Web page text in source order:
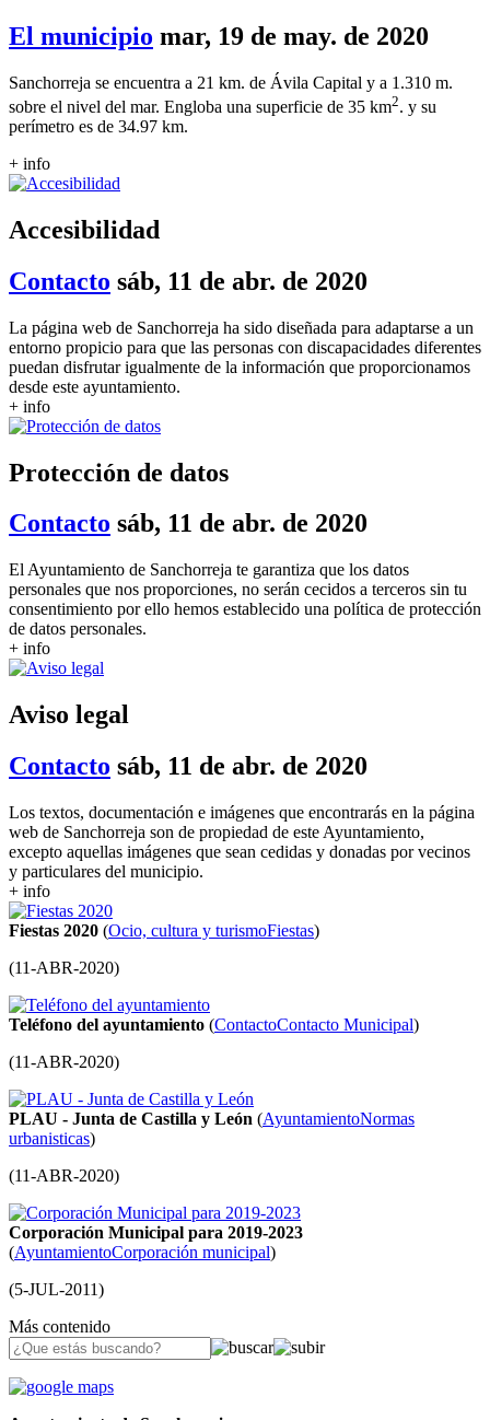
El municipio mar, 19 de may. de 2020
Sanchorreja se encuentra a 21 km. de Ávila Capital y a 1.310 m.
sobre el nivel del mar. Engloba una superficie de 35 km2. y su
perímetro es de 34.97 km.
+ info
Accesibilidad
Contacto sáb, 11 de abr. de 2020
La página web de Sanchorreja ha sido diseñada para adaptarse a un
entorno propicio para que las personas con discapacidades diferentes
puedan disfrutar igualmente de la información que proporcionamos
desde este ayuntamiento.
+ info
Protección de datos
Contacto sáb, 11 de abr. de 2020
El Ayuntamiento de Sanchorreja te garantiza que los datos
personales que nos proporciones, no serán cecidos a terceros sin tu
consentimiento por ello hemos establecido una política de protección
de datos personales.
+ info
Aviso legal
Contacto sáb, 11 de abr. de 2020
Los textos, documentación e imágenes que encontrarás en la página
web de Sanchorreja son de propiedad de este Ayuntamiento,
excepto aquellas imágenes que sean cedidas y donadas por vecinos
y particulares del municipio.
+ info
Fiestas 2020 (Ocio, cultura y turismoFiestas)
(11-ABR-2020)
Teléfono del ayuntamiento (ContactoContacto Municipal)
(11-ABR-2020)
PLAU - Junta de Castilla y León (AyuntamientoNormas
urbanisticas)
(11-ABR-2020)
Corporación Municipal para 2019-2023
(AyuntamientoCorporación municipal)
(5-JUL-2011)
Más contenido